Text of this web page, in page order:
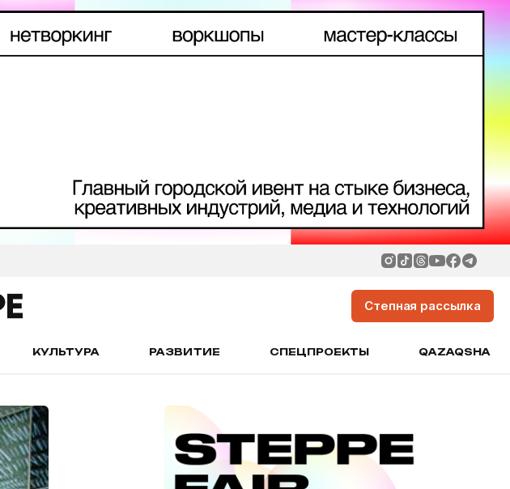
Степная рассылка
КУЛЬТУРА РАЗВИТИЕ СПЕЦПРОЕКТЫ QAZAQSHA